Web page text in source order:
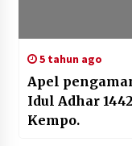
5 tahun ago
Apel
Idul Adhar
Kempo.